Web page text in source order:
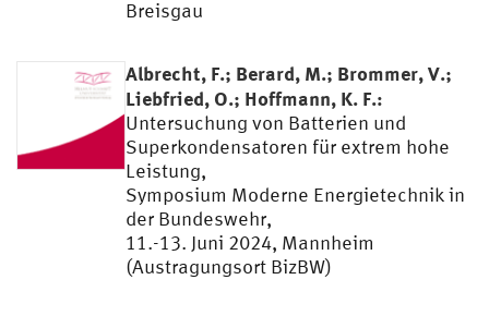
Breisgau
Albrecht, F.; Berard, M.; Brommer, V.;
Liebfried, O.; Hoffmann, K. F.:
Untersuchung von Batterien und
Superkondensatoren für extrem hohe
Leistung,
Symposium Moderne Energietechnik in
der Bundeswehr,
11.-13. Juni 2024, Mannheim
(Austragungsort BizBW)